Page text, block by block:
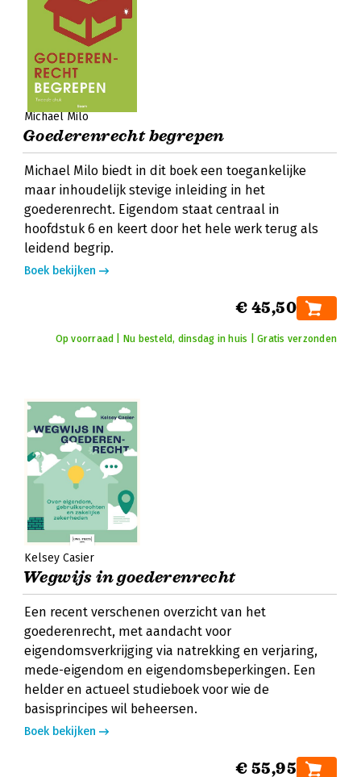
Michael Milo
Goederenrecht begrepen
Michael Milo biedt in dit boek een toegankelijke
maar inhoudelijk stevige inleiding in het
goederenrecht. Eigendom staat centraal in
hoofdstuk 6 en keert door het hele werk terug als
leidend begrip.
Boek bekijken
€ 45,50
Op voorraad | Nu besteld, dinsdag in huis | Gratis verzonden
Kelsey Casier
Wegwijs in goederenrecht
Een recent verschenen overzicht van het
goederenrecht, met aandacht voor
eigendomsverkrijging via natrekking en verjaring,
mede-eigendom en eigendomsbeperkingen. Een
helder en actueel studieboek voor wie de
basisprincipes wil beheersen.
Boek bekijken
€ 55,95